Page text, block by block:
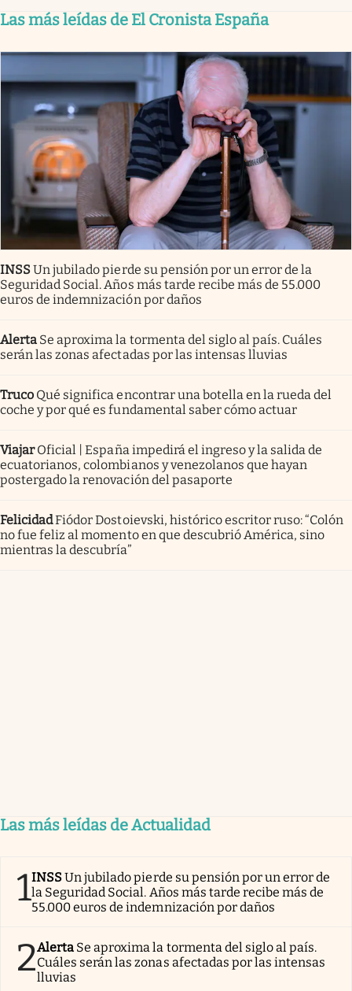
Las más leídas de El Cronista España
INSSUn jubilado pierde su pensión por un error de la
Seguridad Social. Años más tarde recibe más de 55.000
euros de indemnización por daños
Alerta Se aproxima la tormenta del siglo al país. Cuáles
serán las zonas afectadas por las intensas lluvias
Truco Qué significa encontrar una botella en la rueda del
coche y por qué es fundamental saber cómo actuar
Viajar Oficial | España impedirá el ingreso y la salida de
ecuatorianos, colombianos y venezolanos que hayan
postergado la renovación del pasaporte
FelicidadFiódor Dostoievski, histórico escritor ruso: “Colón
no fue feliz al momento en que descubrió América, sino
mientras la descubría”
Las más leídas de Actualidad
1INSSUn jubilado pierde su pensión por un error de
la Seguridad Social. Años más tarde recibe más de
55.000 euros de indemnización por daños
2Alerta Se aproxima la tormenta del siglo al país.
Cuáles serán las zonas afectadas por las intensas
lluvias